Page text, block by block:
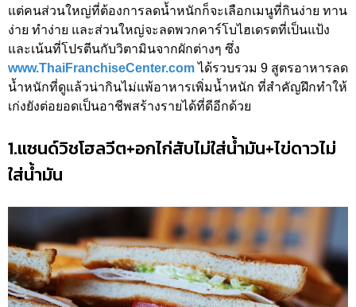
แต่คนส่วนใหญ่ที่ต้องการลดน้ำหนักก็จะเลือกเมนูที่กินง่าย ทาน
ง่าย ทำง่าย และส่วนใหญ่จะลดพวกคาร์โบไฮเดรตที่เป็นแป้ง
และเน้นที่โปรตีนกับวิตามินจากผักต่างๆ ซึ่ง
www.ThaiFranchiseCenter.comได้รวบรวม 9 สูตรอาหารลด
น้ำหนักที่ดูแล้วน่ากินไม่แพ้อาหารเพิ่มน้ำหนัก ที่สำคัญฝึกทำให้
เก่งยังต่อยอดเป็นอาชีพสร้างรายได้ที่ดีอีกด้วย
1.แซนด์วิชโฮลวีต+อกไก่สับไม่ใส่น้ำมัน+ไข่ดาวไม่
ใส่น้ำมัน